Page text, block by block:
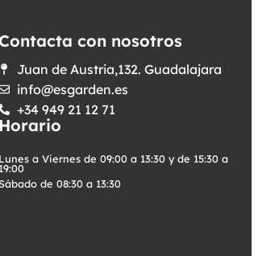
Contacta con nosotros
Juan de Austria,132. Guadalajara
info@esgarden.es
+34 949 21 12 71
Horario
Lunes a Viernes de 09:00 a 13:30 y de 15:30 a
19:00
de 08:30 a 13:30